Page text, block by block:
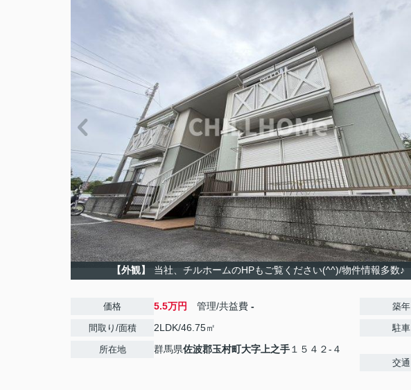
【外観】 当社、チルホームのHPもご覧ください(^^)/物件情報多数♪
価格 5.5万円 管理/共益費 -
間取り/面積 2LDK/46.75㎡
所在地 群馬県佐波郡玉村町大字上之手 １５４２-４
築年
駐車
交通